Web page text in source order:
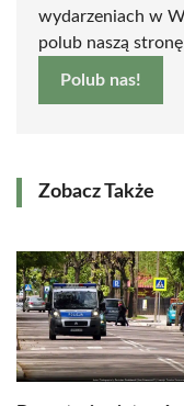
wydarzeniach w
polub naszą
Polub nas!
Zobacz Także